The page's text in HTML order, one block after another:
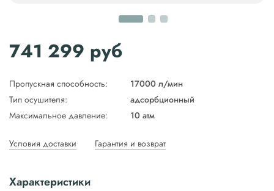
741 299 руб
Пропускная способность:
17000 л/мин
Тип осушителя:
адсорбционный
Максимальное давление:
10 атм
Условия доставки Гарантия и возврат
Характеристики